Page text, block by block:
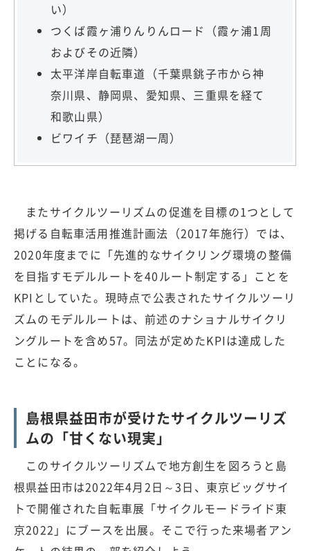
い）
つくば霞ヶ浦りんりんロード（霞ヶ浦1周
およびその近隣）
太平洋岸自転車道（千葉県銚子市から神
奈川県、静岡県、愛知県、三重県を経て
和歌山県）
ビワイチ（琵琶湖一周）
またサイクルツーリズムの促進を目標の1つとして
掲げる自転車活用推進計画法（2017年施行）では、
2020年度までに「先進的なサイクリング環境の整備
を目指すモデルルートを40ルート制定する」ことを
KPIとしていた。現時点で公表されたサイクルツーリ
ズムのモデルルートは、前述のナショナルサイクリ
ングルートを含め57。同法が定めたKPIは達成した
ことになる。
島根県益田市が受けたサイクルツーリズ
ムの「甘くない現実」
このサイクルツーリズムで地方創生を図ろうと島
根県益田市は2022年4月2日～3日、東京ビッグサイ
トで開催された自転車展「サイクルモードライド東
京2022」にブースを出展。そこで行った来場者アン